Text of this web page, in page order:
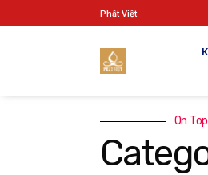
Phật Việt
On Top